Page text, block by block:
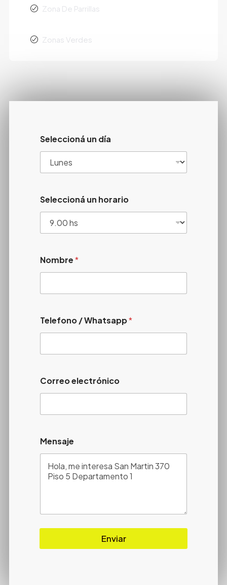
Zona De Parrillas
Zonas Verdes
Seleccioná un día
Seleccioná un horario
Nombre*
Telefono / Whatsapp*
Correo electrónico
Mensaje
Enviar